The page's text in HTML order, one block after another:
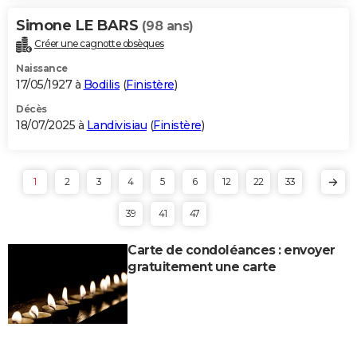
Simone LE BARS (98 ans)
Créer une cagnotte obsèques
Naissance
17/05/1927 à Bodilis (Finistère)
Décès
18/07/2025 à Landivisiau (Finistère)
1 2 3 4 5 6 12 22 33
39 41 47
Carte de condoléances : envoyer
gratuitement une carte